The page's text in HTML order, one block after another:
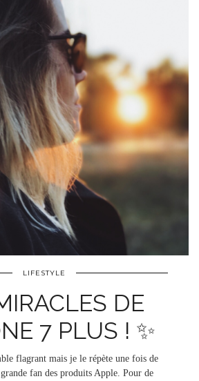
LIFESTYLE
DE
7 PLUS ! ✨
flagrant mais je le répète une fois de
fan des produits Apple. Pour de